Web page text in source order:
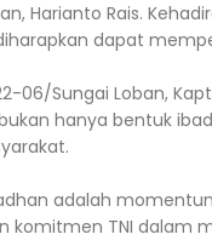
Harianto Rais.
dapat
06/Sungai Loban,
hanya bentuk
adalah
komitmen TNI dalam